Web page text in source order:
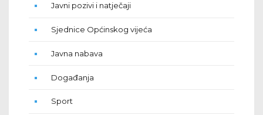
Javni pozivi i natječaji
Sjednice Općinskog vijeća
Javna nabava
Događanja
Sport